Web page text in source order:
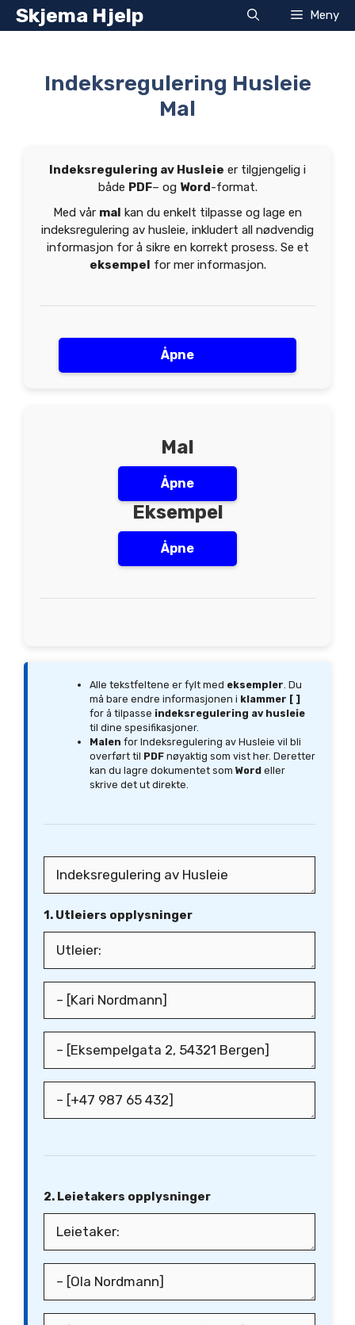
HoppSkjema Hjelp Meny
Indeksregulering Husleie
Mal
Indeksregulering av Husleie er tilgjengelig i
både PDF– og Word-format.
Med vår mal kan du enkelt tilpasse og lage en
indeksregulering av husleie, inkludert all nødvendig
informasjon for å sikre en korrekt prosess. Se et
eksempel for mer informasjon.
Åpne
Mal
Åpne
Eksempel
Åpne
Alle tekstfeltene er fylt med eksempler. Du
må bare endre informasjonen i klammer [ ]
for å tilpasse indeksregulering av husleie
til dine spesifikasjoner.
Malen for Indeksregulering av Husleie vil bli
overført til PDFnøyaktig som vist her. Deretter
kan du lagre dokumentet som Wordeller
skrive det ut direkte.
1. Utleiers opplysninger
2. Leietakers opplysninger